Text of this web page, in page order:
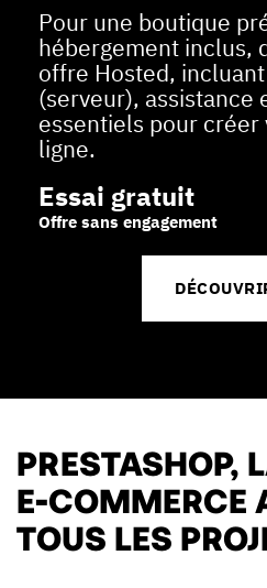
Pour une boutique
hébergement inclus,
offre Hosted,
(serveur), assistance
essentiels pour
ligne.
Essai gratuit
Offre sans engagement
PRESTASHOP,
E-COMMERCE
TOUS LES